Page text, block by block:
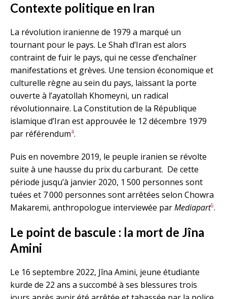
Contexte politique en Iran
La révolution iranienne de 1979 a marqué un
tournant pour le pays. Le Shah d’Iran est alors
contraint de fuir le pays, qui ne cesse d’enchaîner
manifestations et grèves. Une tension économique et
culturelle règne au sein du pays, laissant la porte
ouverte à l’ayatollah Khomeyni, un radical
révolutionnaire. La Constitution de la République
islamique d’Iran est approuvée le 12 décembre 1979
par référendum4.
Puis en novembre 2019, le peuple iranien se révolte
suite à une hausse du prix du carburant. De cette
période jusqu’à janvier 2020, 1 500 personnes sont
tuées et 7 000 personnes sont arrêtées selon Chowra
Makaremi, anthropologue interviewée parMediapart5.
Le point de bascule : la mort de Jîna
Amini
Le 16 septembre 2022, Jîna Amini, jeune étudiante
kurde de 22 ans a succombé à ses blessures trois